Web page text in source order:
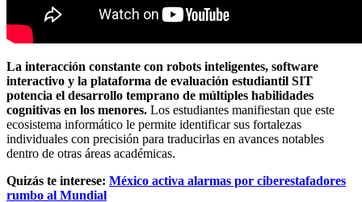
La interacción constante con robots inteligentes, software
interactivo y la plataforma de evaluación estudiantil SIT
potencia el desarrollo temprano de múltiples habilidades
cognitivas en los menores. Los estudiantes manifiestan que este
ecosistema informático le permite identificar sus fortalezas
individuales con precisión para traducirlas en avances notables
dentro de otras áreas académicas.
Quizás te interese: México activa alarmas por ciberestafadores
rumbo al Mundial